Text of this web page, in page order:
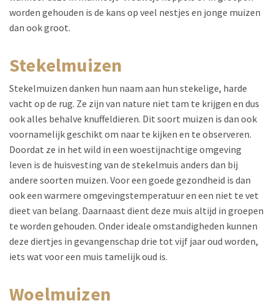
worden gehouden is de kans op veel nestjes en jonge muizen
dan ook groot.
stekelmuizen
Stekelmuizen danken hun naam aan hun stekelige, harde
vacht op de rug. Ze zijn van nature niet tam te krijgen en dus
ook alles behalve knuffeldieren. Dit soort muizen is dan ook
voornamelijk geschikt om naar te kijken en te observeren.
Doordat ze in het wild in een woestijnachtige omgeving
leven is de huisvesting van de stekelmuis anders dan bij
andere soorten muizen. Voor een goede gezondheid is dan
ook een warmere omgevingstemperatuur en een niet te vet
dieet van belang. Daarnaast dient deze muis altijd in groepen
te worden gehouden. Onder ideale omstandigheden kunnen
deze diertjes in gevangenschap drie tot vijf jaar oud worden,
iets wat voor een muis tamelijk oud is.
woelmuizen